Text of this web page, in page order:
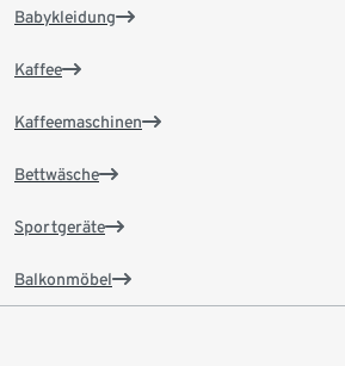
Babykleidung
Kaffee
Kaffeemaschinen
Bettwäsche
Sportgeräte
Balkonmöbel